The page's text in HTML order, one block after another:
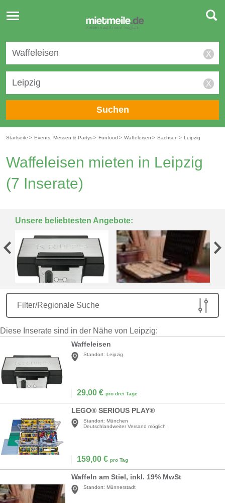
Toggle
navigation
X
X
Suchen
Startseite > Events, Messen & Partys> Funfood > Waffeleisen > Sachsen > Leipzig
Waffeleisen mieten in Leipzig
(7 Inserate)
Unsere beliebtesten Angebote:
Filter/Regionale Suche
Diese Inserate sind in der Nähe von Leipzig:
Waffeleisen
Standort: Leipzig
29,00 € pro drei Tage
LEGO® SERIOUS PLAY®
Standort: München
Deutschlandweiter Versand möglich
159,00 € pro Tag
Waffeln am Stiel, inkl. 19% MwSt
Standort: Münnerstadt